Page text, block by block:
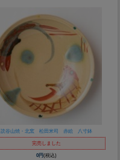
読谷山焼・北窯 松田米司 赤絵 八寸鉢
完売しました
0円(税込)